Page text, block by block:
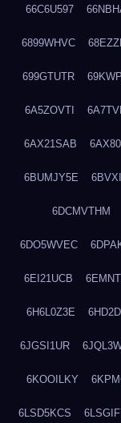
66C6U597
6899WHVC
699GTUTR
6A5ZOVTI
6AX21SAB
6BUMJY5E
6DCMVTHM
6DO5WVEC
6EI21UCB
6H6L0Z3E
6JGSI1UR
6KOOILKY
6LSD5KCS